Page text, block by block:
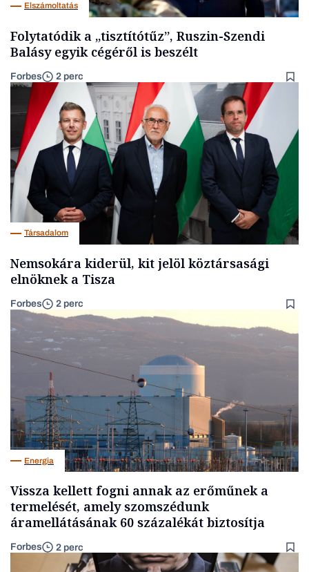
Elszámoltatás
Folytatódik a „tisztítótűz”, Ruszin-Szendi
Balásy egyik cégéről is beszélt
Forbes 2 perc
Társadalom
Nemsokára kiderül, kit jelöl köztársasági
elnöknek a Tisza
Forbes 2 perc
Energia
Vissza kellett fogni annak az erőműnek a
termelését, amely szomszédunk
áramellátásának 60 százalékát biztosítja
Forbes 2 perc